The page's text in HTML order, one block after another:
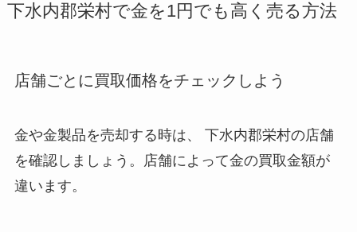
下水内郡栄村で金を1円でも高く売る方法
店舗ごとに買取価格をチェックしよう
金や金製品を売却する時は、 下水内郡栄村の店舗
を確認しましょう。店舗によって金の買取金額が
違います。